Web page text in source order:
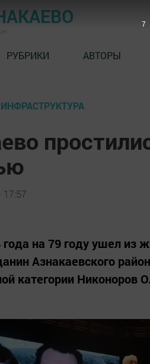
РУБРИКИ АВТОРЫ
17:57
на 79 году ушел из
Азнакаевского
категории Никоноров
6